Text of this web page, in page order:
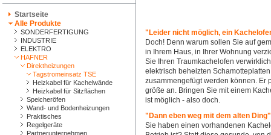
Startseite
Alle Produkte
SONDERFERTIGUNG
INDUSTRIE
ELEKTRO
HAFNER
Direktheizungen
Tagstromeinsatz TSE
Heizkabel für Kachelwände
Heizkabel für Sitzflächen
Speicheröfen
Wand- und Bodenheizungen
Praktisches
Regelgeräte
Partnerunternehmen
"Leider nicht möglich, ein
Doch! Denn warum sollen Sie auf
in Ihrem Haus, in Ihrer Wohnung
Sie Ihren Traumkachelofen
elektrisch beheizten
zusammengefügt werden können. Er
größe an. Bringen Sie mit einem
ist möglich - also doch.
"Dann eben weg mit dem alten
Sie haben einen vorhandenen